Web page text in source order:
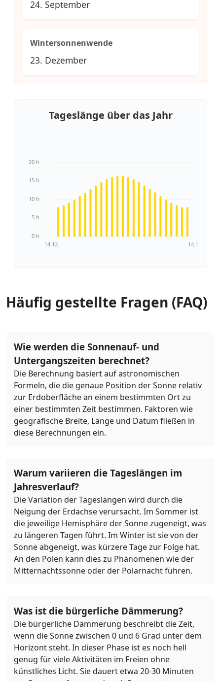
24. September
Wintersonnenwende
23. Dezember
Tageslänge über das Jahr
0 h
5 h
10 h
15 h
20 h
14.12. 14.1.
Häufig gestellte Fragen (FAQ)
Wie werden die Sonnenauf- und
Untergangszeiten berechnet?
Die Berechnung basiert auf astronomischen
Formeln, die die genaue Position der Sonne relativ
zur Erdoberfläche an einem bestimmten Ort zu
einer bestimmten Zeit bestimmen. Faktoren wie
geografische Breite, Länge und Datum fließen in
diese Berechnungen ein.
Warum variieren die Tageslängen im
Jahresverlauf?
Die Variation der Tageslängen wird durch die
Neigung der Erdachse verursacht. Im Sommer ist
die jeweilige Hemisphäre der Sonne zugeneigt, was
zu längeren Tagen führt. Im Winter ist sie von der
Sonne abgeneigt, was kürzere Tage zur Folge hat.
An den Polen kann dies zu Phänomenen wie der
Mitternachtssonne oder der Polarnacht führen.
Was ist die bürgerliche Dämmerung?
Die bürgerliche Dämmerung beschreibt die Zeit,
wenn die Sonne zwischen 0 und 6 Grad unter dem
Horizont steht. In dieser Phase ist es noch hell
genug für viele Aktivitäten im Freien ohne
künstliches Licht. Sie dauert etwa 20-30 Minuten